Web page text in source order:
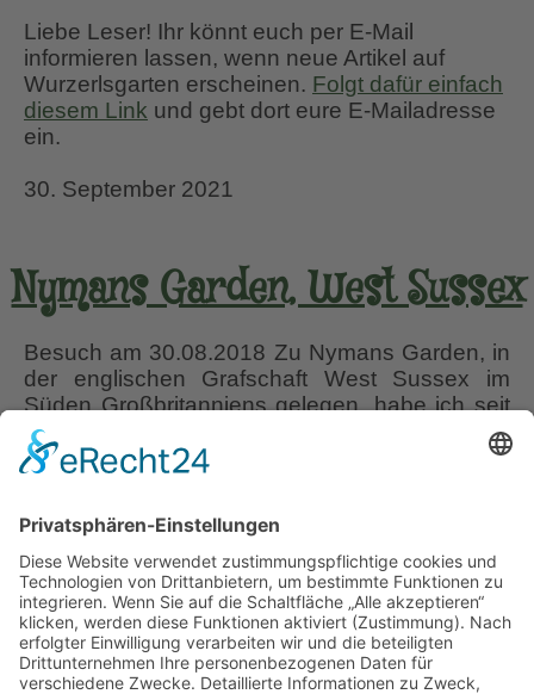
Warwickshire
Liebe Leser! Ihr könnt euch per E-Mail
informieren lassen, wenn neue Artikel auf
Wurzerlsgarten erscheinen. Folgt dafür einfach
diesem Link und gebt dort eure E-Mailadresse
ein.
30. September 2021
Nymans Garden, West Sussex
Besuch am 30.08.2018 Zu Nymans Garden, in
der englischen Grafschaft West Sussex im
Süden Großbritanniens gelegen, habe ich seit
Jahrzehnten eine besondere Seelen-
Verbindung. Es war mein allererster Garten auf
wehmütig gedämpfte Stimmung, die von
Gewitter und Dauerregen noch verstärkt wurde,
lag neun Jahre…Nymans
Garden,
West
Sussex
Liebe Leser! Ihr könnt euch per E-Mail